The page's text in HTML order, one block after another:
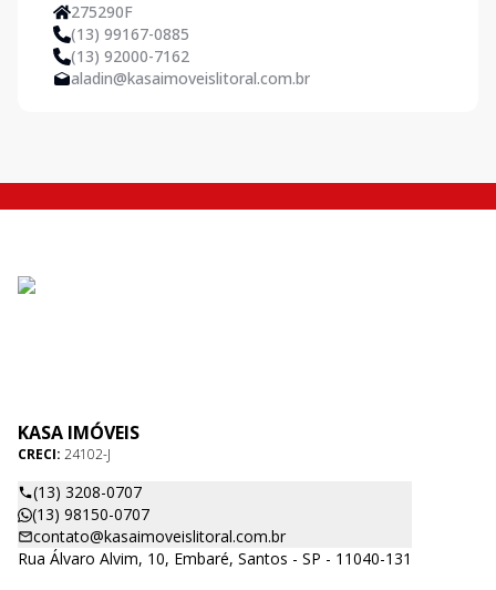
275290F
(13) 99167-0885
(13) 92000-7162
aladin@kasaimoveislitoral.com.br
KASA IMÓVEIS
CRECI: 24102-J
(13) 3208-0707
(13) 98150-0707
contato@kasaimoveislitoral.com.br
Rua Álvaro Alvim, 10, Embaré, Santos - SP - 11040-131